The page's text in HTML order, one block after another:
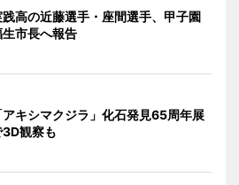
践高の近藤選手・座間選手、甲子園
市長へ報告
キシマクジラ」化石発見65周年展
3D観察も